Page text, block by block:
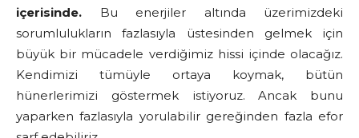
içerisinde. Bu enerjiler altında üzerimizdeki
sorumlulukların fazlasıyla üstesinden gelmek için
büyük bir mücadele verdiğimiz hissi içinde olacağız.
Kendimizi tümüyle ortaya koymak, bütün
hünerlerimizi göstermek istiyoruz. Ancak bunu
yaparken fazlasıyla yorulabilir gereğinden fazla efor